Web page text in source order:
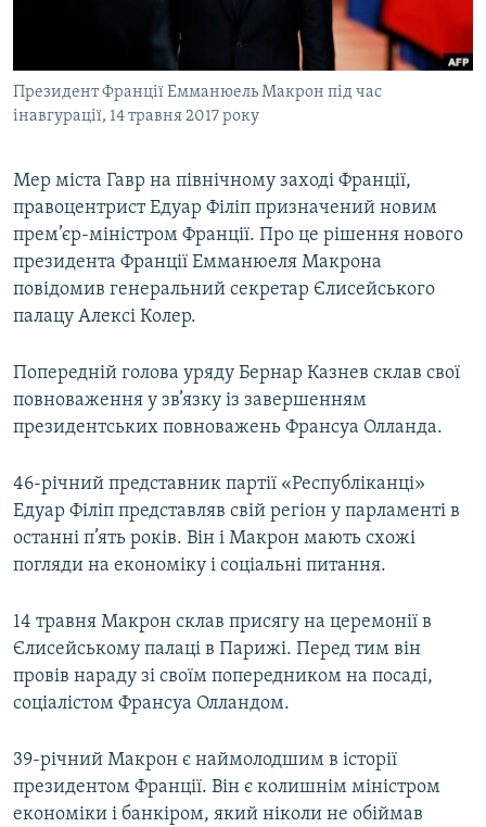
СВІДЧЕННЯ ОКУПАЦІЇ
УКРАЇНСЬКА ПРОБЛЕМА КРИМУ
Qırımtatar
Усі сайти RFE/RL
Президент Франції Емманюель Макрон під час
інавгурації, 14 травня 2017 року
Мер міста Гавр на північному заході Франції,
правоцентрист Едуар Філіп призначений новим
прем’єр-міністром Франції. Про це рішення нового
президента Франції Емманюеля Макрона
повідомив генеральний секретар Єлисейського
палацу Алексі Колер.
Попередній голова уряду Бернар Казнев склав свої
повноваження у зв’язку із завершенням
президентських повноважень Франсуа Олланда.
46-річний представник партії «Республіканці»
Едуар Філіп представляв свій регіон у парламенті в
останні п’ять років. Він і Макрон мають схожі
погляди на економіку і соціальні питання.
14 травня Макрон склав присягу на церемонії в
Єлисейському палаці в Парижі. Перед тим він
провів нараду зі своїм попередником на посаді,
соціалістом Франсуа Олландом.
39-річний Макрон є наймолодшим в історії
президентом Франції. Він є колишнім міністром
економіки і банкіром, який ніколи не обіймав